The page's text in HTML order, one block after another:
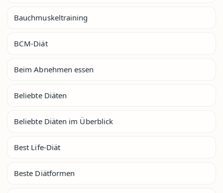
Bauchmuskeltraining
BCM-Diät
Beim Abnehmen essen
Beliebte Diäten
Beliebte Diäten im Überblick
Best Life-Diät
Beste Diätformen